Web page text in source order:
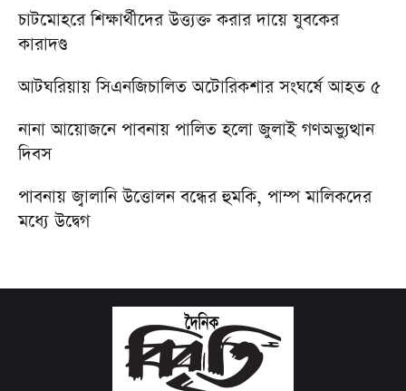
চাটমোহরে শিক্ষার্থীদের উত্ত্যক্ত করার দায়ে যুবকের
কারাদণ্ড
আটঘরিয়ায় সিএনজিচালিত অটোরিকশার সংঘর্ষে আহত ৫
নানা আয়োজনে পাবনায় পালিত হলো জুলাই গণঅভ্যুত্থান
দিবস
পাবনায় জ্বালানি উত্তোলন বন্ধের হুমকি, পাম্প মালিকদের
মধ্যে উদ্বেগ